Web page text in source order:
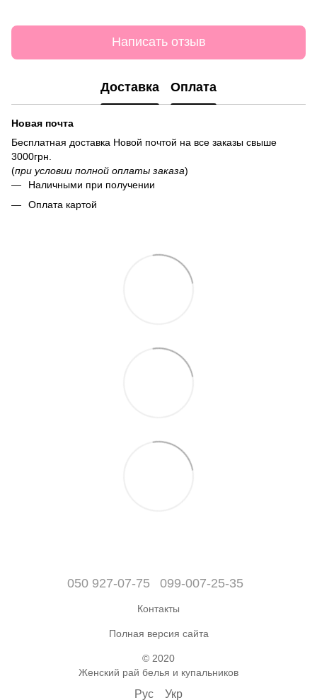
Написать отзыв
Доставка Оплата
Новая почта
Бесплатная доставка Новой почтой на все заказы свыше
3000грн.
(при условии полной оплаты заказа)
Наличными при получении
Оплата картой
050 927-07-75 099-007-25-35
Контакты
Полная версия сайта
© 2020
Женский рай белья и купальников
Рус Укр